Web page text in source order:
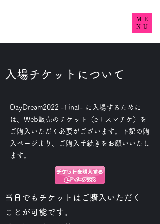
ME
NU
​入場チケットについて
DayDream2022 -Final- に入場するために
は、Web販売のチケット（e＋スマチケ）を
ご購入いただく必要がございます。 下記の購
入ページより、ご購入手続きをお願いいたし
ます。
当日でもチケットはご購入いただく
ことが可能です。